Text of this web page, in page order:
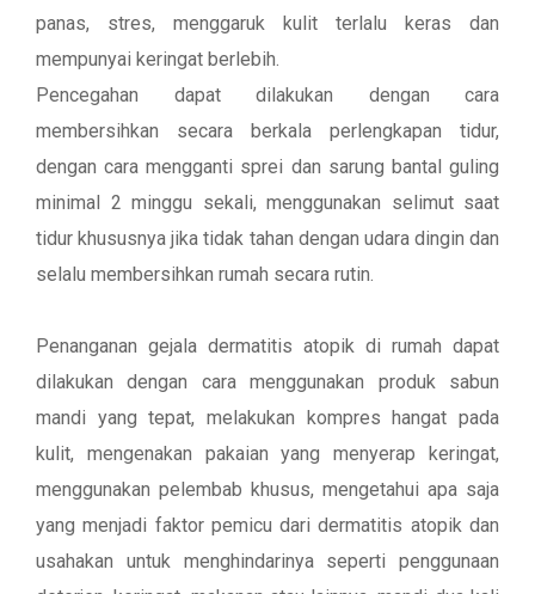
panas, stres, menggaruk kulit terlalu keras dan
mempunyai keringat berlebih.
Pencegahan dapat dilakukan dengan cara
membersihkan secara berkala perlengkapan tidur,
dengan cara mengganti sprei dan sarung bantal guling
minimal 2 minggu sekali, menggunakan selimut saat
tidur khususnya jika tidak tahan dengan udara dingin dan
selalu membersihkan rumah secara rutin.
Penanganan gejala dermatitis atopik di rumah dapat
dilakukan dengan cara menggunakan produk sabun
mandi yang tepat, melakukan kompres hangat pada
kulit, mengenakan pakaian yang menyerap keringat,
menggunakan pelembab khusus, mengetahui apa saja
yang menjadi faktor pemicu dari dermatitis atopik dan
usahakan untuk menghindarinya seperti penggunaan